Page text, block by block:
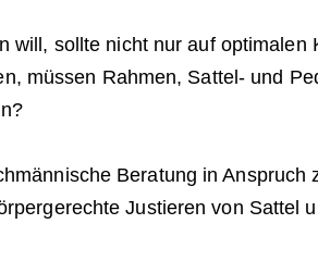
will, sollte nicht nur auf optimalen
müssen Rahmen, Sattel- und
Beratung in Anspruch
Justieren von Sattel